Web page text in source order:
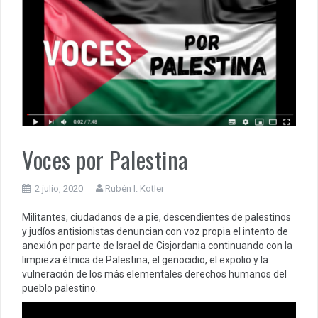
Voces por Palestina
2 julio, 2020 Rubén I. Kotler
Militantes, ciudadanos de a pie, descendientes de palestinos
y judíos antisionistas denuncian con voz propia el intento de
anexión por parte de Israel de Cisjordania continuando con la
limpieza étnica de Palestina, el genocidio, el expolio y la
vulneración de los más elementales derechos humanos del
pueblo palestino.